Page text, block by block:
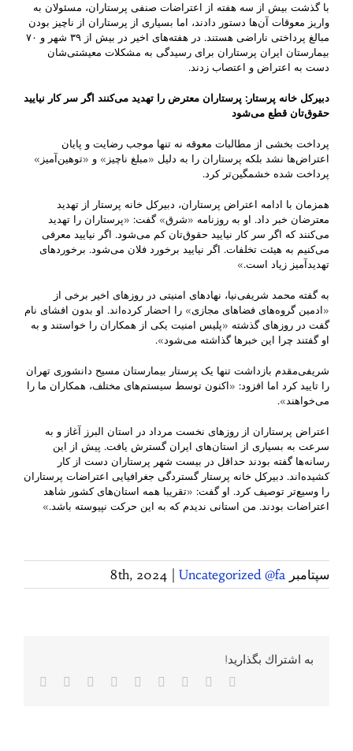
با گذشت بیش از سه هفته از اعتراضات صنفی پرستاران، مسئولان به
واریز معوقات آن‌ها دستور دادند، اما بسیاری از پرستاران از ناچیز بودن
مبالغ پرداختی ناراضی هستند. در هفته‌های اخیر در بیش از ۳۹ شهر و ۷۰
بیمارستان ایران پرستاران برای رسیدگی به مشکلات معیشتی‌شان
دست به اعتراض و اعتصاب زدند.
دبیرکل خانه پرستار: پرستاران معترض را تهدید می‌کنند اگر سر کار نیایید
حقوق‌تان قطع می‌شود
پرداخت بخشی از مطالبات معوقه نه تنها موجب رضایت و پایان
اعتراض‌ها نشد بلکه پرستاران را به دلیل «مبلغ ناچیز» و «توهین‌آمیز»
پرداخت شده خشمگین‌تر کرد.
همزمان با ادامه اعتراض پرستاران، دبیرکل خانه پرستار از تهدید
معترضان خبر داد. او به روزنامه «شرق» گفت: «پرستاران را تهدید
می‌کنند که اگر سر کار نیایید حقوق‌تان کم می‌شود. اگر نیایید معرفی
می‌کنیم به هیئت تخلفات. اگر نیایید برخورد فلان می‌شود. برخوردهای
تهدیدآمیز زیاد است.»
به گفته محمد شریفی‌نیا، نهادهای امنیتی در روزهای اخیر برخی از
«ادمین گروه‌های فضاهای مجازی» را احضار کرده‌اند. او بدون افشای نام
گفت در روزهای گذشته «پلیس امنیت یکی از همکاران را خواستند و به
او گفتند چرا این خبرها گذاشته می‌شود».
شریفی‌مقدم بازداشت تنها یک پرستار بیمارستان مسیح دانشوری تهران
را تایید کرد اما افزود: «اکنون توسط سیستم‌های مختلف، همکاران ما را
می‌خواهند».
اعتراض پرستاران از روزهای نخست مرداد در استان البرز آغاز و به
سرعت به بسیاری از استان‌های ایران گسترش یافت. پیش از این
رسانه‌ها گفته بودند حداقل در بیست شهر پرستاران دست از کار
کشیده‌اند. دبیرکل خانه پرستار گستردگی جغرافیایی اعتراضات پرستاران
را وسیع‌تر توصیف کرد. او گفت: «تقریبا همه استان‌های کشور شاهد
اعتراضات بودند. من استانی ندیدم که به این حرکت نپیوسته باشد.»
سپتامبر 8th, 2024 Uncategorized @fa
به اشتراك بگذاريد!
Facebook
Twitter
Reddit
LinkedIn
WhatsApp
Tumblr
Pinterest